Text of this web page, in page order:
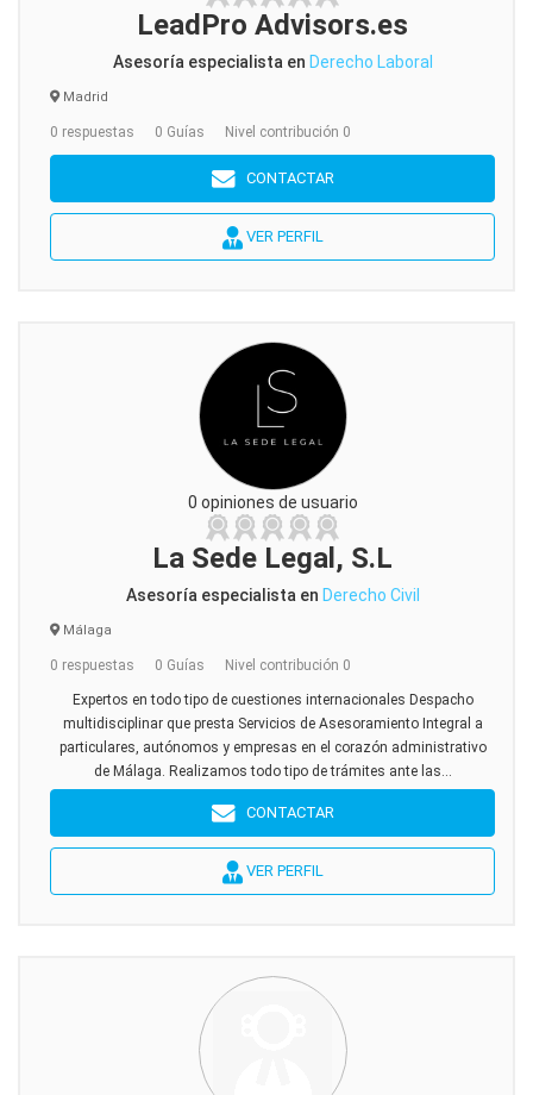
LeadPro Advisors.es
Asesoría especialista en Derecho Laboral
Madrid
0 respuestas 0 Guías Nivel contribución 0
CONTACTAR
VER PERFIL
0 opiniones de usuario
La Sede Legal, S.L
Asesoría especialista en Derecho Civil
Málaga
0 respuestas 0 Guías Nivel contribución 0
Expertos en todo tipo de cuestiones internacionales Despacho
multidisciplinar que presta Servicios de Asesoramiento Integral a
particulares, autónomos y empresas en el corazón administrativo
de Málaga. Realizamos todo tipo de trámites ante las...
CONTACTAR
VER PERFIL